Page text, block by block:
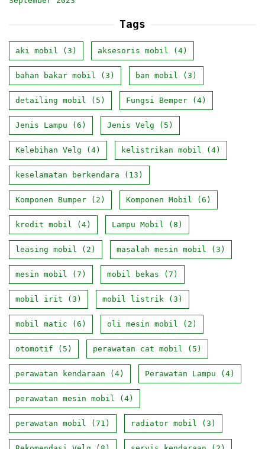
Tags
aki mobil (3) aksesoris mobil (4)
bahan bakar mobil (3) ban mobil (3)
detailing mobil (5) Fungsi Bemper (4)
Jenis Lampu (6) Jenis Velg (5)
Kelebihan Velg (4) kelistrikan mobil (4)
keselamatan berkendara (13)
Komponen Bumper (2) Komponen Mobil (6)
kredit mobil (4) Lampu Mobil (8)
leasing mobil (2) masalah mesin mobil (3)
mesin mobil (7) mobil bekas (7)
mobil irit (3) mobil listrik (3)
mobil matic (6) oli mesin mobil (2)
otomotif (5) perawatan cat mobil (5)
perawatan kendaraan (4) Perawatan Lampu (4)
perawatan mesin mobil (4)
perawatan mobil (71) radiator mobil (3)